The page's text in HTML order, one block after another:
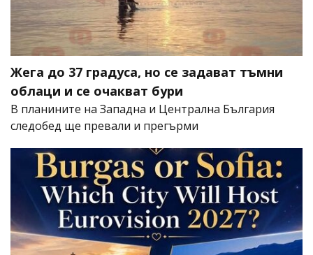
Жега до 37 градуса, но се задават тъмни
облаци и се очакват бури
В планините на Западна и Централна България
следобед ще превали и прегърми